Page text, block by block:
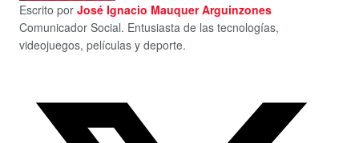
Escrito por José Ignacio Mauquer Arguinzones
Comunicador Social. Entusiasta de las tecnologías,
videojuegos, películas y deporte.